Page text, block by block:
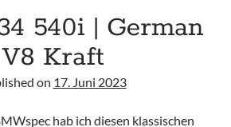
540i | German
V8 Kraft
on 17. Juni 2023
hab ich diesen klassischen